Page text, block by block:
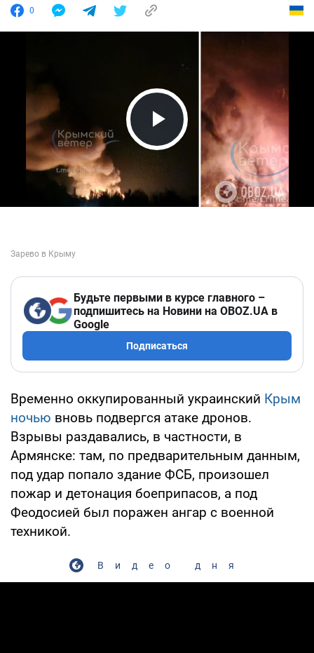
0
Play Video
Будьте первыми в курсе главного –
подпишитесь на Новини на OBOZ.UA в
Google
Подписаться
Временно оккупированный украинский Крым
ночью вновь подвергся атаке дронов.
Взрывы раздавались, в частности, в
Армянске: там, по предварительным данным,
под удар попало здание ФСБ, произошел
пожар и детонация боеприпасов, а под
Феодосией был поражен ангар с военной
техникой.
Видео дня